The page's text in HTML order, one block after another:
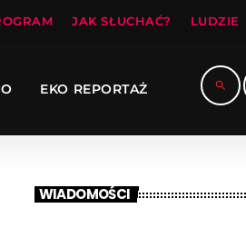
JAK SŁUCHAĆ? LUDZIE
EKO REPORTAŻ search
WIADOMOŚCI